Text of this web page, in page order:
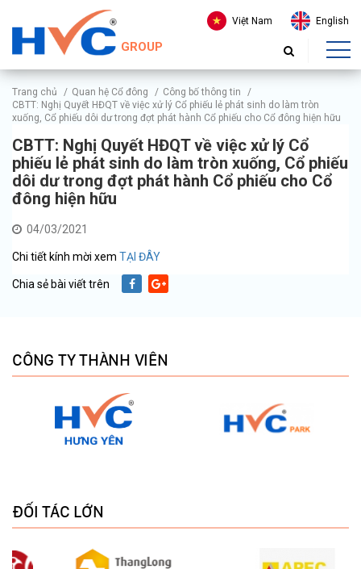
GROUP
Việt Nam English
Trang chủ / Quan hệ Cổ đông / Công bố thông tin
/
CBTT: Nghị Quyết HĐQT về việc xử lý Cổ phiếu lẻ phát sinh do làm tròn
xuống, Cổ phiếu dôi dư trong đợt phát hành Cổ phiếu cho Cổ đông hiện hữu
CBTT: Nghị Quyết HĐQT về việc xử lý Cổ
phiếu lẻ phát sinh do làm tròn xuống, Cổ phiếu
dôi dư trong đợt phát hành Cổ phiếu cho Cổ
đông hiện hữu
04/03/2021
Chi tiết kính mời xem TẠI ĐÂY
Chia sẻ bài viết trên
CÔNG TY THÀNH VIÊN
ĐỐI TÁC LỚN